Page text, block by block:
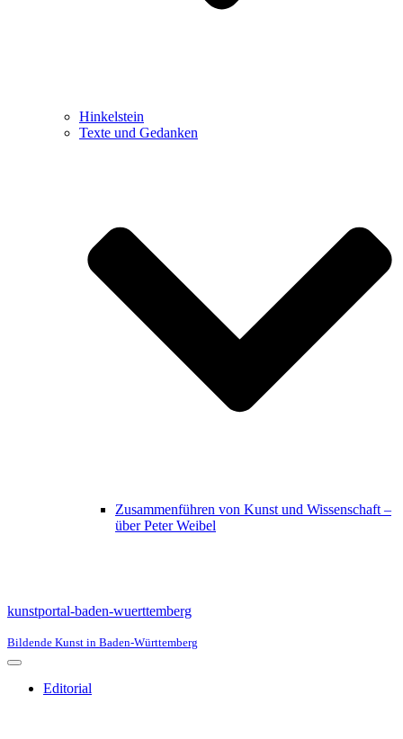
Hinkelstein
Texte und Gedanken
Zusammenführen von Kunst und Wissenschaft –
über Peter Weibel
kunstportal-baden-wuerttemberg
Bildende Kunst in Baden-Württemberg
Navigationsmenü
Editorial